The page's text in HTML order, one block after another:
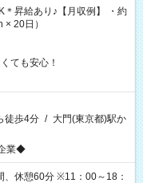
昇給あり♪【月収例】 ・約
20日）
ても安心！
徒歩4分 / 大門(東京都)駅か
業◆
休憩60分 ※11：00～18：